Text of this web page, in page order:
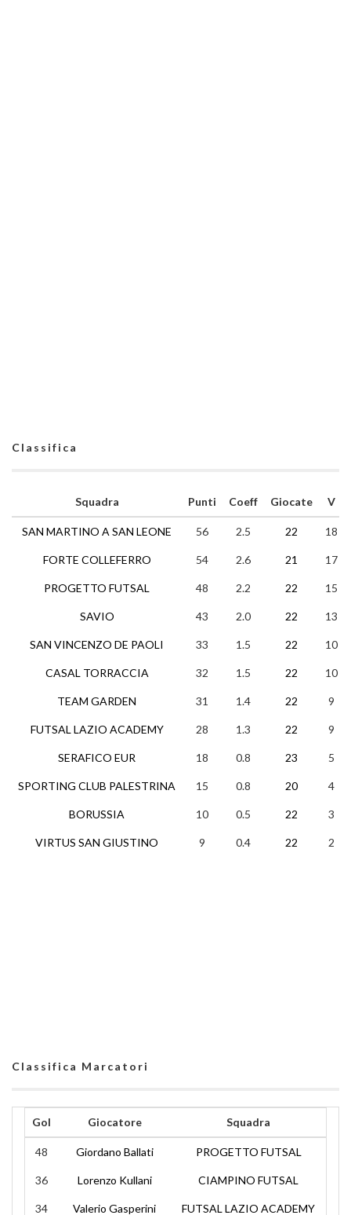
Classifica
Squadra
SAN MARTINO A SAN LEONE
FORTE COLLEFERRO
PROGETTO FUTSAL
SAVIO
SAN VINCENZO DE PAOLI
CASAL TORRACCIA
TEAM GARDEN
FUTSAL LAZIO ACADEMY
SERAFICO EUR
SPORTING CLUB PALESTRINA
BORUSSIA
VIRTUS SAN GIUSTINO
Punti Coeff Giocate V
56 2.5 22 18
54 2.6 21 17
48 2.2 22 15
43 2.0 22 13
33 1.5 22 10
32 1.5 22 10
31 1.4 22 9
28 1.3 22 9
18 0.8 23 5
15 0.8 20 4
10 0.5 22 3
9 0.4 22 2
Classifica Marcatori
Gol Giocatore Squadra
48 Giordano Ballati PROGETTO FUTSAL
36 Lorenzo Kullani CIAMPINO FUTSAL
34 Valerio Gasperini FUTSAL LAZIO ACADEMY